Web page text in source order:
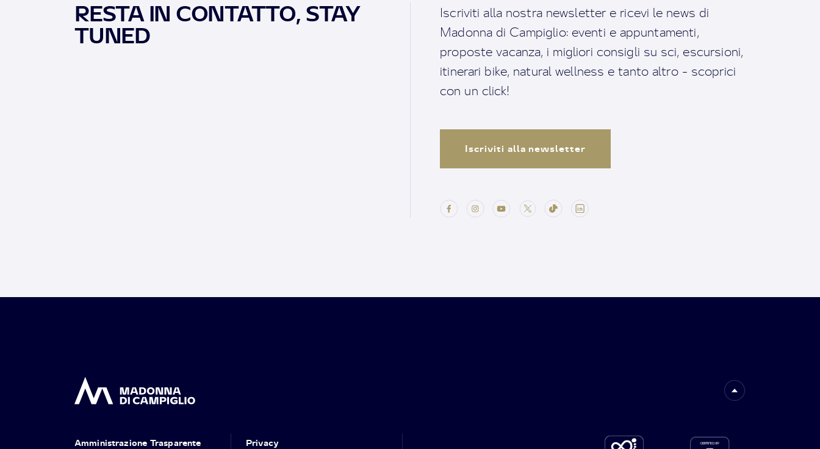
RESTA IN CONTATTO, STAY
TUNED
Iscriviti alla nostra newsletter e ricevi le news di
Madonna di Campiglio: eventi e appuntamenti,
proposte vacanza, i migliori consigli su sci, escursioni,
itinerari bike, natural wellness e tanto altro - scoprici
con un click!
Iscriviti alla newsletter
Amministrazione Trasparente
Privacy